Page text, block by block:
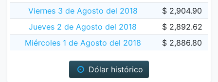
Viernes 3 de Agosto del 2018
$ 2,904.90
Jueves 2 de Agosto del 2018
$ 2,892.62
Miércoles 1 de Agosto del 2018
$ 2,886.80
Dólar histórico